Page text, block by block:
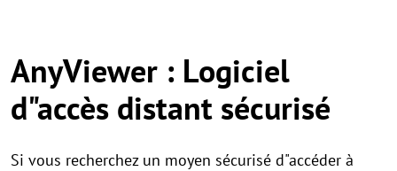
AnyViewer : Logiciel
d"accès distant sécurisé
Si vous recherchez un moyen sécurisé d"accéder à